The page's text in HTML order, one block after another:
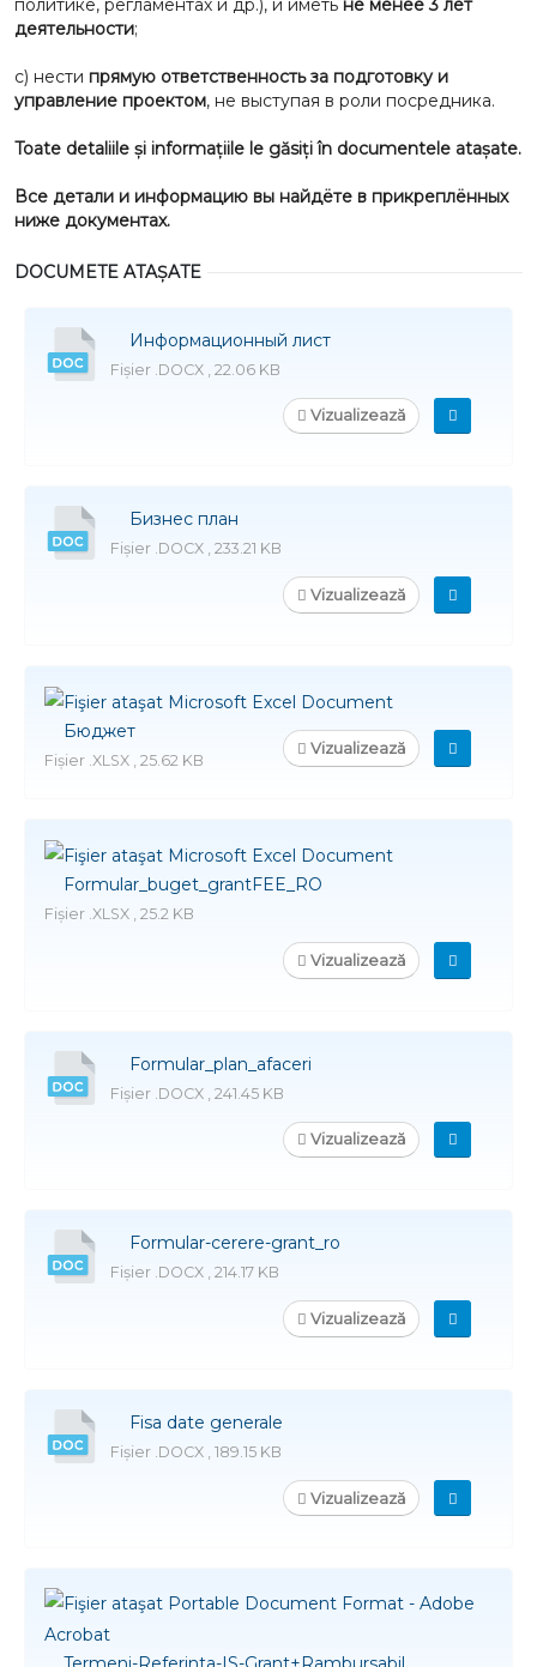
деятельности;
c) нести прямую ответственность за подготовку и
управление проектом, не выступая в роли посредника.
Toate detaliile și informațiile le găsiți în documentele atașate.
Все детали и информацию вы найдёте в прикреплённых
ниже документах.
DOCUMETE ATAȘATE
Информационный лист
Fișier .DOCX , 22.06 KB
Vizualizează
Бизнес план
Fișier .DOCX , 233.21 KB
Vizualizează
Бюджет
Fișier .XLSX , 25.62 KB
Vizualizează
Formular_buget_grantFEE_RO
Fișier .XLSX , 25.2 KB
Vizualizează
Formular_plan_afaceri
Fișier .DOCX , 241.45 KB
Vizualizează
Formular-cerere-grant_ro
Fișier .DOCX , 214.17 KB
Vizualizează
Fisa date generale
Fișier .DOCX , 189.15 KB
Vizualizează